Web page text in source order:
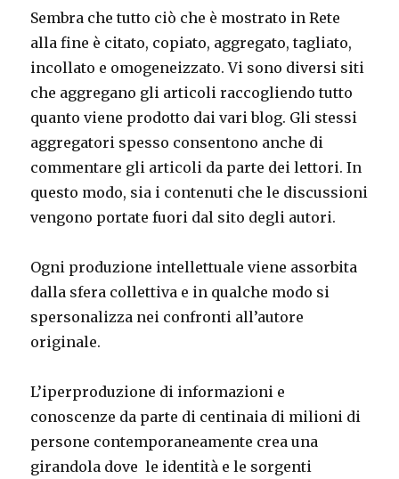
Sembra che tutto ciò che è mostrato in Rete
alla fine è citato, copiato, aggregato, tagliato,
incollato e omogeneizzato. Vi sono diversi siti
che aggregano gli articoli raccogliendo tutto
quanto viene prodotto dai vari blog. Gli stessi
aggregatori spesso consentono anche di
commentare gli articoli da parte dei lettori. In
questo modo, sia i contenuti che le discussioni
vengono portate fuori dal sito degli autori.
Ogni produzione intellettuale viene assorbita
dalla sfera collettiva e in qualche modo si
spersonalizza nei confronti all’autore
originale.
L’iperproduzione di informazioni e
conoscenze da parte di centinaia di milioni di
persone contemporaneamente crea una
girandola dove le identità e le sorgenti